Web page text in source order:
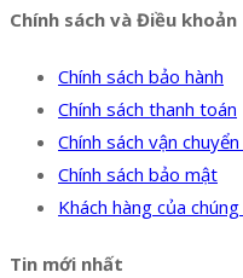
Chính sách và Điều khoản
Chính sách bảo hành
Chính sách thanh toán
Chính sách vận
Chính sách bảo mật
Khách hàng của
Tin mới nhất